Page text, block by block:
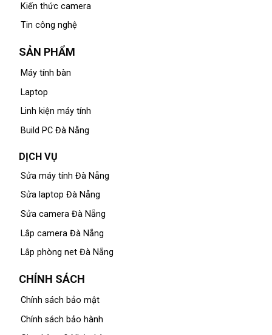
Kiến thức camera
Tin công nghệ
SẢN PHẨM
Máy tính bàn
Laptop
Linh kiện máy tính
Build PC Đà Nẵng
DỊCH VỤ
Sửa máy tính Đà Nẵng
Sửa laptop Đà Nẵng
Sửa camera Đà Nẵng
Lắp camera Đà Nẵng
Lắp phòng net Đà Nẵng
CHÍNH SÁCH
Chính sách bảo mật
Chính sách bảo hành